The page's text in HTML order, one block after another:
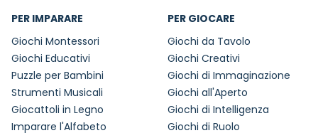
PER IMPARARE
Giochi Montessori
Giochi Educativi
Puzzle per Bambini
Strumenti Musicali
Giocattoli in Legno
Imparare l'Alfabeto
PER GIOCARE
Giochi da Tavolo
Giochi Creativi
Giochi di Immaginazione
Giochi all'Aperto
Giochi di Intelligenza
Giochi di Ruolo